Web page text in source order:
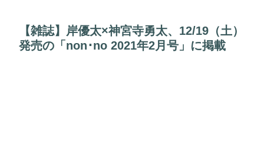
【雑誌】岸優太×神宮寺勇太、12/19（土）
発売の「non･no 2021年2月号」に掲載